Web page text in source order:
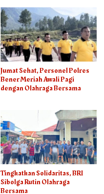
Jumat Sehat, Personel Polres
Bener Meriah Awali Pagi
dengan Olahraga Bersama
Tingkatkan Solidaritas, BRI
Sibolga Rutin Olahraga
Bersama